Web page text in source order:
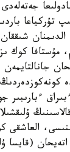
تۇركياعا
الدىمنان
مۇستافا كوك
ءبارىبىر
العاشقى
اتەيحان